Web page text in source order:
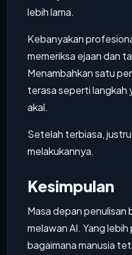
lebih lama.
Kebanyakan
memeriksa ejaan dan
Menambahkan satu
terasa seperti langkah
akal.
Setelah terbiasa,
melakukannya.
Kesimpulan
Masa depan penulisan
melawan AI. Yang
bagaimana manusia